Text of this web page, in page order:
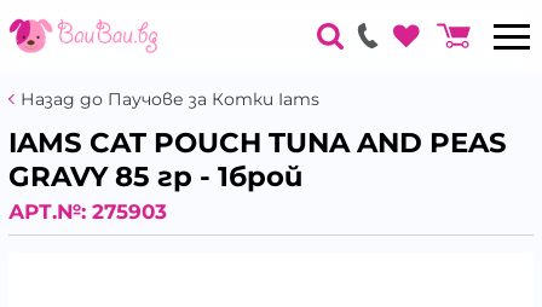
Назад до Паучове за Котки Iams
IAMS CAT POUCH TUNA AND PEAS
GRAVY 85 гр - 1брой
АРТ.№: 275903